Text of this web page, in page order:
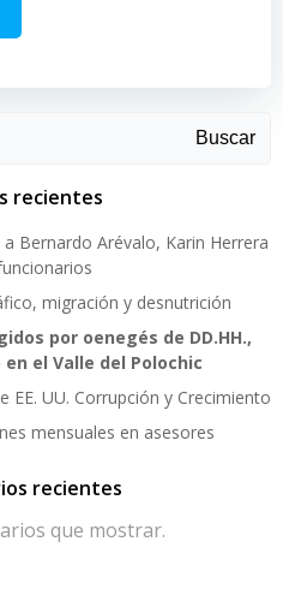
Buscar
recientes
Bernardo Arévalo, Karin Herrera
migración y desnutrición
por oenegés de DD.HH.,
el Valle del Polochic
EE. UU. Corrupción y Crecimiento
mensuales en asesores
recientes
que mostrar.